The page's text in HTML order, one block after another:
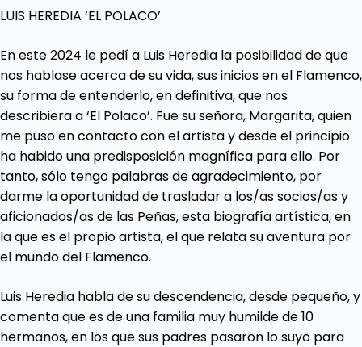
LUIS HEREDIA ‘EL POLACO’
En este 2024 le pedí a Luis Heredia la posibilidad de que
nos hablase acerca de su vida, sus inicios en el Flamenco,
su forma de entenderlo, en definitiva, que nos
describiera a ‘El Polaco’. Fue su señora, Margarita, quien
me puso en contacto con el artista y desde el principio
ha habido una predisposición magnífica para ello. Por
tanto, sólo tengo palabras de agradecimiento, por
darme la oportunidad de trasladar a los/as socios/as y
aficionados/as de las Peñas, esta biografía artística, en
la que es el propio artista, el que relata su aventura por
el mundo del Flamenco.
Luis Heredia habla de su descendencia, desde pequeño, y
comenta que es de una familia muy humilde de 10
hermanos, en los que sus padres pasaron lo suyo para